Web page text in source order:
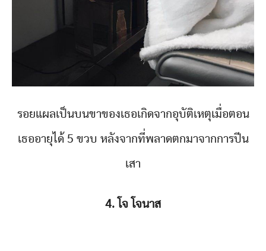
รอยแผลเป็นบนขาของเธอเกิดจากอุบัติเหตุเมื่อตอน
เธออายุได้ 5 ขวบ หลังจากที่พลาดตกมาจากการปีน
เสา
4. โจ โจนาส